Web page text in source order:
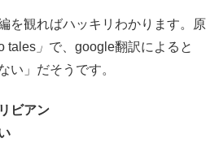
を観ればハッキリわかります。原
tales 」 で、google翻訳によると
い」だそうです。
ビアン